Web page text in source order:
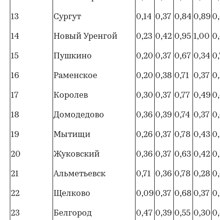
13 Сургут 0,14 0,37 0,84 0,89
14 Новый Уренгой 0,23 0,42 0,95 1,00
15 Пушкино 0,20 0,37 0,67 0,34
16 Раменское 0,20 0,38 0,71 0,37
17 Королев 0,30 0,37 0,77 0,49
18 Домодедово 0,36 0,39 0,74 0,37
19 Мытищи 0,26 0,37 0,78 0,43
20 Жуковский 0,36 0,37 0,63 0,42
21 Альметьевск 0,71 0,36 0,78 0,28
22 Щелково 0,090,37 0,68 0,37
23 Белгород 0,47 0,39 0,55 0,30